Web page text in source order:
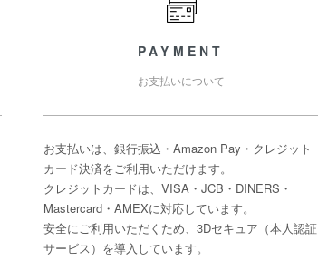
PAYMENT
お支払いについて
お支払いは、銀行振込・Amazon Pay・クレジット
カード決済をご利用いただけます。
クレジットカードは、VISA・JCB・DINERS・
Mastercard・AMEXに対応しています。
安全にご利用いただくため、3Dセキュア（本人認証
サービス）を導入しています。